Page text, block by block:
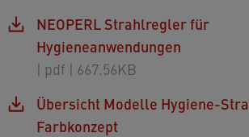
NEOPERL Strahlregler für
Hygieneanwendungen
| pdf | 667.56KB
Übersicht Modelle Hygiene-
Farbkonzept